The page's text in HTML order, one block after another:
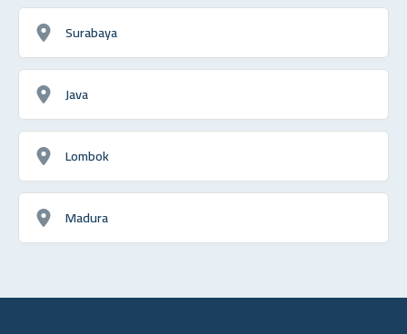
Surabaya
Java
Lombok
Madura